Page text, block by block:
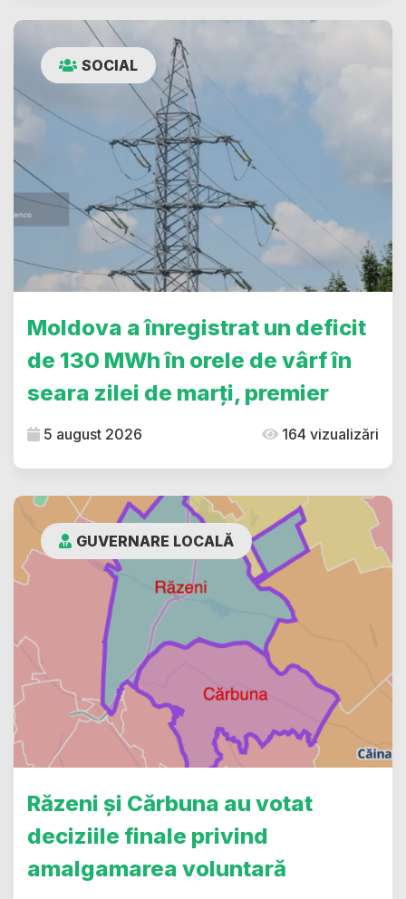
SOCIAL
Moldova a înregistrat un deficit
de 130 MWh în orele de vârf în
seara zilei de marți, premier
5 august 2026 164 vizualizări
GUVERNARE LOCALĂ
Răzeni și Cărbuna au votat
deciziile finale privind
amalgamarea voluntară